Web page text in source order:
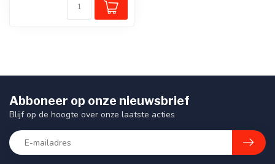
Abboneer op onze nieuwsbrief
Blijf op de hoogte over onze laatste acties